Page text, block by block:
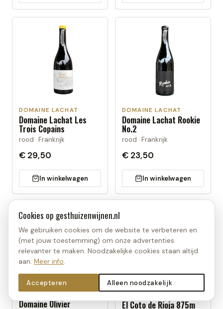
DOMAINE LACHAT
Domaine Lachat Les
Trois Copains
rood · Frankrijk
€ 29,50
In winkelwagen
DOMAINE LACHAT
Domaine Lachat Rookie
No.2
rood · Frankrijk
€ 23,50
In winkelwagen
Domaine Olivier El Coto de Rioja 875m
Cookies op gesthuizenwijnen.nl
We gebruiken cookies om de website te verbeteren en
(met jouw toestemming) om onze advertenties
relevanter te maken. Noodzakelijke cookies staan altijd
aan. Meer info.
Accepteren Alleen noodzakelijk